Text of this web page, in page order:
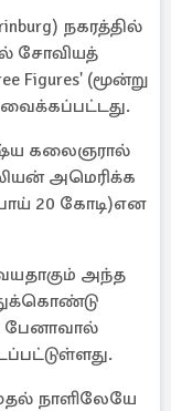
நகரத்தில்
ல் சோவியத்
Figures' (மூன்று
ரஷ்ய கலைஞரால்
அமெரிக்க
20 கோடி)என
அந்த
பேனாவால்
நாளிலேயே